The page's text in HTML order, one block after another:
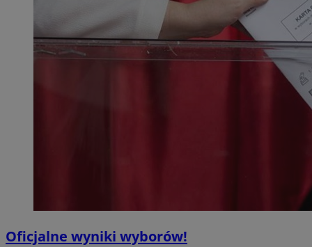
Oficjalne wyniki wyborów!